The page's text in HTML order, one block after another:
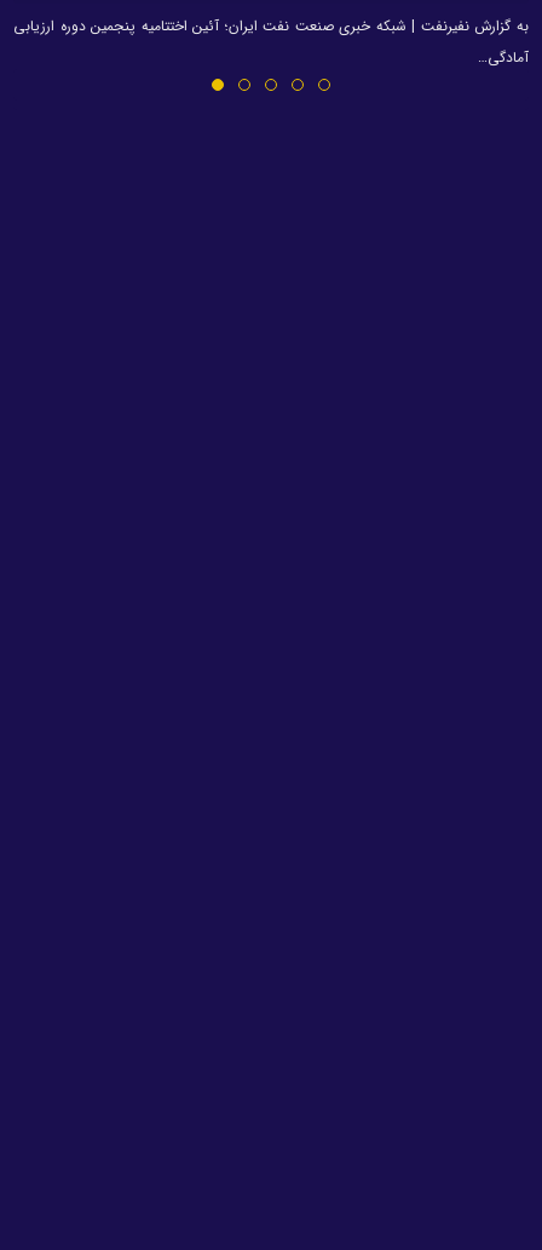
به گزارش نفیرنفت | شبکه خبری صنعت نفت ایران؛ آئین اختتامیه پنجمین دوره ارزیابی
آمادگی…